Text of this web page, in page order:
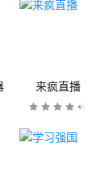
来疯直播